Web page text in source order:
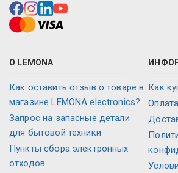
О LEMONA
Как оставить отзыв о товаре в
магазине LEMONA electronics?
Запрос на запасные детали
для бытовой техники
Пункты сбора электронных
отходов
Как
Оплата